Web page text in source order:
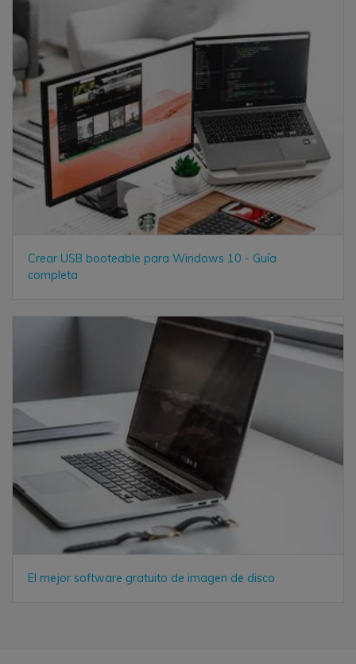
Crear USB booteable para Windows 10 - Guía
completa
El mejor software gratuito de imagen de disco